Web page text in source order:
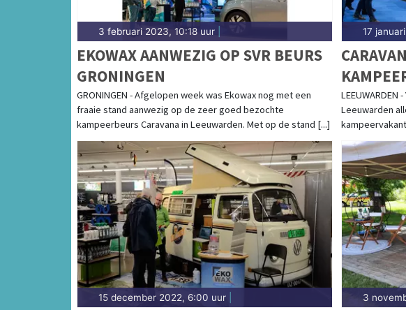
3 februari 2023, 10:18 uur
EKOWAX AANWEZIG OP SVR BEURS
GRONINGEN
GRONINGEN - Afgelopen week was Ekowax nog met een
fraaie stand aanwezig op de zeer goed bezochte
kampeerbeurs Caravana in Leeuwarden. Met op de stand [...]
17
LEEUWARDEN
Leeuwarden
15 december 2022, 6:00 uur 3